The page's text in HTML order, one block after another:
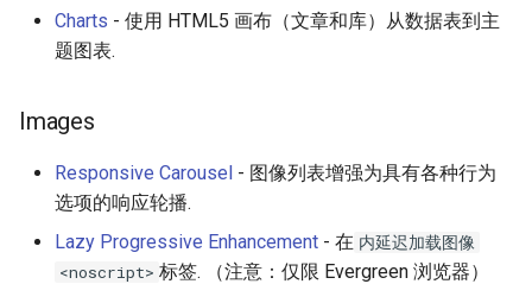
Charts - 使用 HTML5 画布（文章和库）从数据表到主
题图表.
Images
Responsive Carousel - 图像列表增强为具有各种行为
选项的响应轮播.
Lazy Progressive Enhancement - 在 内延迟加载图像
<noscript> 标签. （注意：仅限 Evergreen 浏览器）